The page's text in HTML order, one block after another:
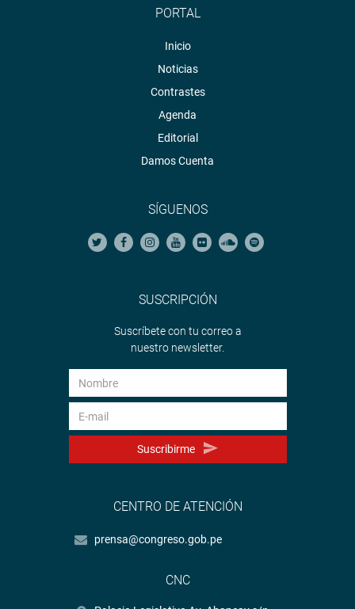
PORTAL
Inicio
Noticias
Contrastes
Agenda
Editorial
Damos Cuenta
SÍGUENOS
SUSCRIPCIÓN
Suscríbete con tu correo a
nuestro newsletter.
Suscribirme
CENTRO DE ATENCIÓN
prensa@congreso.gob.pe
CNC